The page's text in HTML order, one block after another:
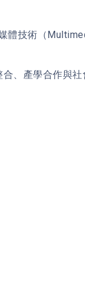
技術（
、產學合作與